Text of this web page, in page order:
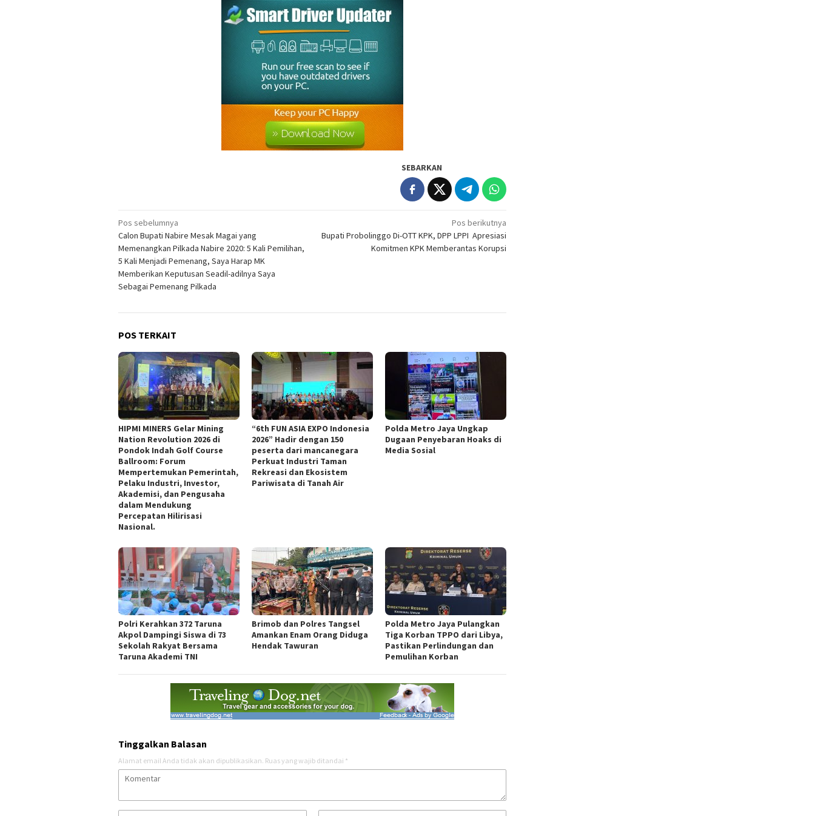
SEBARKAN
Navigasi
pos
Pos sebelumnya
Calon Bupati Nabire Mesak Magai yang
Memenangkan Pilkada Nabire 2020: 5 Kali Pemilihan,
5 Kali Menjadi Pemenang, Saya Harap MK
Memberikan Keputusan Seadil-adilnya Saya
Sebagai Pemenang Pilkada
Pos berikutnya
Bupati Probolinggo Di-OTT KPK, DPP LPPI Apresiasi
Komitmen KPK Memberantas Korupsi
POS TERKAIT
HIPMI MINERS Gelar Mining
Nation Revolution 2026 di
Pondok Indah Golf Course
Ballroom: Forum
Mempertemukan Pemerintah,
Pelaku Industri, Investor,
Akademisi, dan Pengusaha
dalam Mendukung
Percepatan Hilirisasi
Nasional.
“6th FUN ASIA EXPO Indonesia
2026” Hadir dengan 150
peserta dari mancanegara
Perkuat Industri Taman
Rekreasi dan Ekosistem
Pariwisata di Tanah Air
Polda Metro Jaya Ungkap
Dugaan Penyebaran Hoaks di
Media Sosial
Polri Kerahkan 372 Taruna
Akpol Dampingi Siswa di 73
Sekolah Rakyat Bersama
Taruna Akademi TNI
Brimob dan Polres Tangsel
Amankan Enam Orang Diduga
Hendak Tawuran
Polda Metro Jaya Pulangkan
Tiga Korban TPPO dari Libya,
Pastikan Perlindungan dan
Pemulihan Korban
Tinggalkan Balasan
Alamat email Anda tidak akan dipublikasikan. Ruas yang wajib ditandai *